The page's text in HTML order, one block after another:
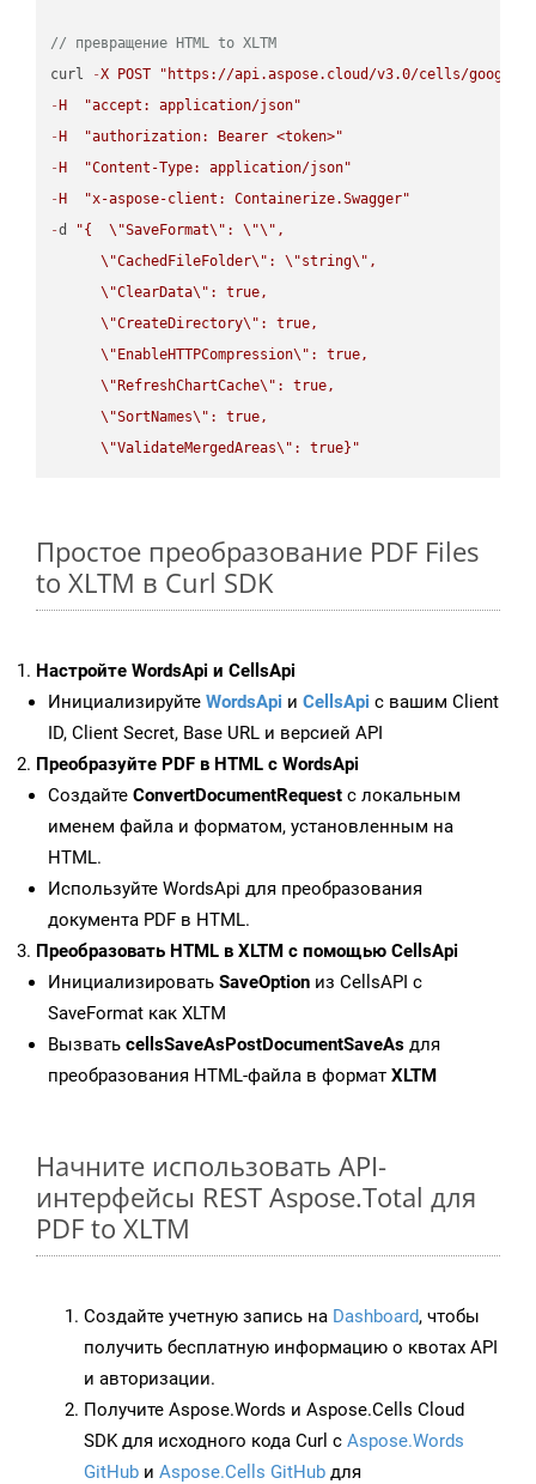
// превращение HTML to XLTM
curl
-X POST
"https://api.aspose.cloud/v3.0/cells/
- H
"accept: application/json"
- H
"authorization: Bearer <token>"
- H
"Content-Type: application/json"
- H
"x-aspose-client: Containerize.Swagger"
-d "{ \"SaveFormat\" : \"\" ,
\"CachedFileFolder\" : \"string\" ,
\"ClearData\" : true,
\"CreateDirectory\" : true,
\" EnableHTTPCompression\" : true,
\" RefreshChartCache\" : true,
\"SortNames\" : true,
\"ValidateMergedAreas\" : true}"
Простое преобразование PDF Files
to XLTM в Curl SDK
Настройте WordsApi и CellsApi
Инициализируйте WordsApi и CellsApi с вашим Client
ID, Client Secret, Base URL и версией API
Преобразуйте PDF в HTML с WordsApi
Создайте ConvertDocumentRequest с локальным
именем файла и форматом, установленным на
HTML.
Используйте WordsApi для преобразования
документа PDF в HTML.
Преобразовать HTML в XLTM с помощью CellsApi
Инициализировать SaveOption из CellsAPI с
SaveFormat как XLTM
Вызвать cellsSaveAsPostDocumentSaveAs для
преобразования HTML-файла в формат XLTM
Начните использовать API-
интерфейсы REST Aspose.Total для
PDF to XLTM
Создайте учетную запись на Dashboard, чтобы
получить бесплатную информацию о квотах API
и авторизации.
Получите Aspose.Words и Aspose.Cells Cloud
SDK для исходного кода Curl с Aspose.Words
GitHub и Aspose.Cells GitHub для